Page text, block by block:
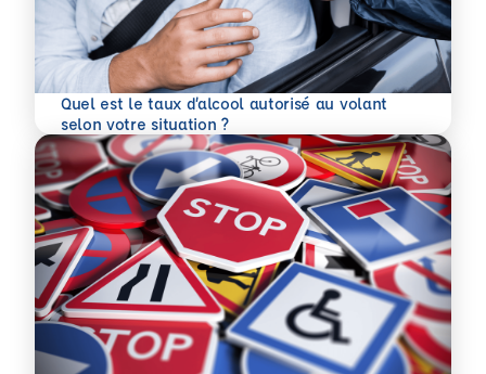
Quel est le taux d’alcool autorisé au volant
selon votre situation ?
En savoir plus